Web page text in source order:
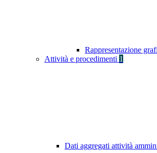
Rappresentazione
Attività e procedimenti 1
Dati aggregati attività